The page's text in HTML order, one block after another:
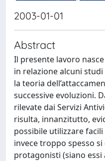
2003-01-01
Abstract
Il presente lavoro
in relazione alcuni
la teoria
successive evoluzioni.
rilevate dai Servizi
risulta, innanzitutto,
possibile utilizzare
invece troppo spesso
protagonisti (siano